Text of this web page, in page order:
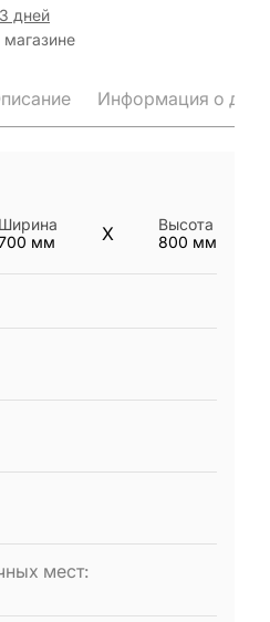
дней
Информация о
Ширина
мм X
Высота
800 мм
мест: